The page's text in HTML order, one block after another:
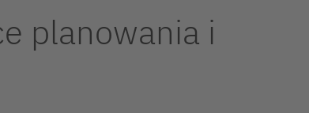
planowania i